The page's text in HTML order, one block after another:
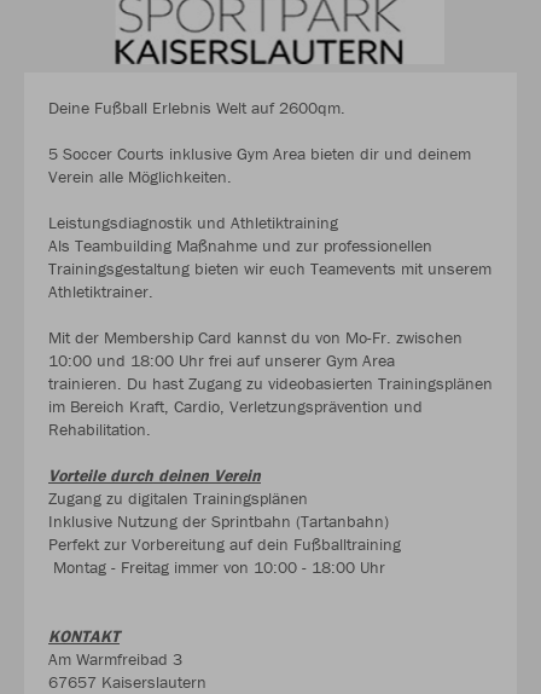
Deine Fußball Erlebnis Welt auf 2600qm.
5 Soccer Courts inklusive Gym Area bieten dir und deinem
Verein alle Möglichkeiten.
Leistungsdiagnostik und Athletiktraining
Als Teambuilding Maßnahme und zur professionellen
Trainingsgestaltung bieten wir euch Teamevents mit unserem
Athletiktrainer.
Mit der Membership Card kannst du von Mo-Fr. zwischen
10:00 und 18:00 Uhr frei auf unserer Gym Area
trainieren. Du hast Zugang zu videobasierten Trainingsplänen
im Bereich Kraft, Cardio, Verletzungsprävention und
Rehabilitation.
Vorteile durch deinen Verein
Zugang zu digitalen Trainingsplänen
Inklusive Nutzung der Sprintbahn (Tartanbahn)
Perfekt zur Vorbereitung auf dein Fußballtraining
Montag - Freitag immer von 10:00 - 18:00 Uhr
KONTAKT
Am Warmfreibad 3
67657 Kaiserslautern